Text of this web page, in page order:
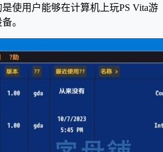
使用户能够在计算机上玩PS Vita游
。